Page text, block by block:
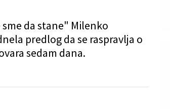
da stane" Milenko
predlog da se raspravlja o
sedam dana.